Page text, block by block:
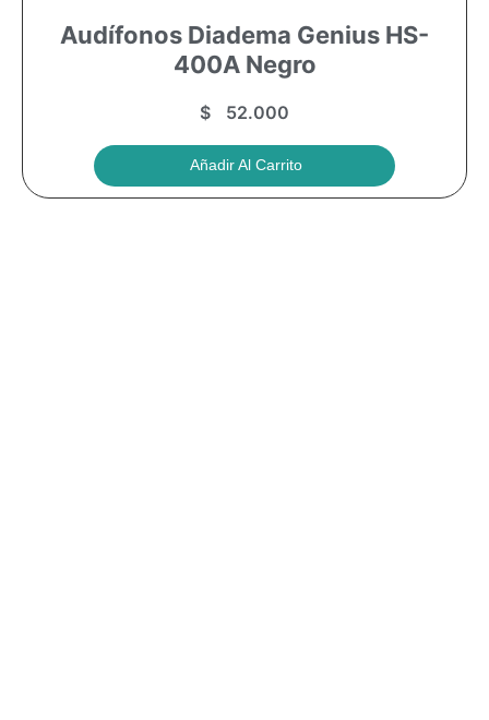
Audífonos Diadema Genius HS-
400A Negro
$ 52.000
Añadir Al Carrito